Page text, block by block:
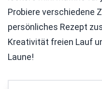
Probiere verschiedene
persönliches Rezept
Kreativität freien Lauf
Laune!